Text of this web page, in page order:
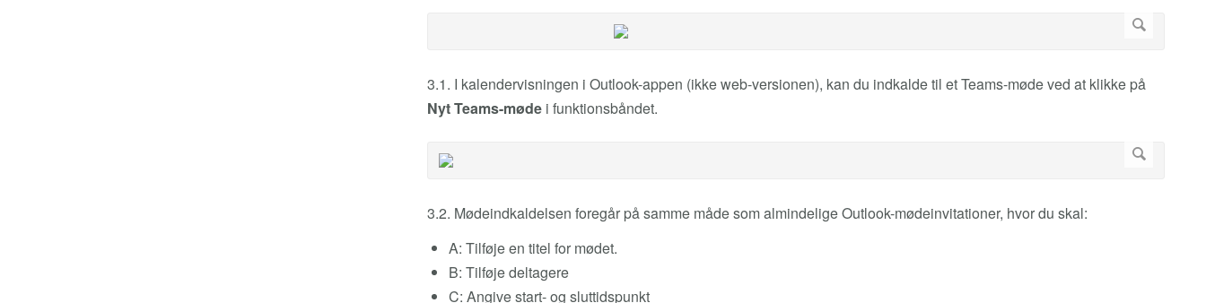
3.1. I kalendervisningen i Outlook-appen (ikke web-versionen), kan du indkalde til et Teams-møde ved at klikke på
Nyt Teams-mødei funktionsbåndet.
3.2. Mødeindkaldelsen foregår på samme måde som almindelige Outlook-mødeinvitationer, hvor du skal:
A: Tilføje en titel for mødet.
B: Tilføje deltagere
C: Angive start- og sluttidspunkt